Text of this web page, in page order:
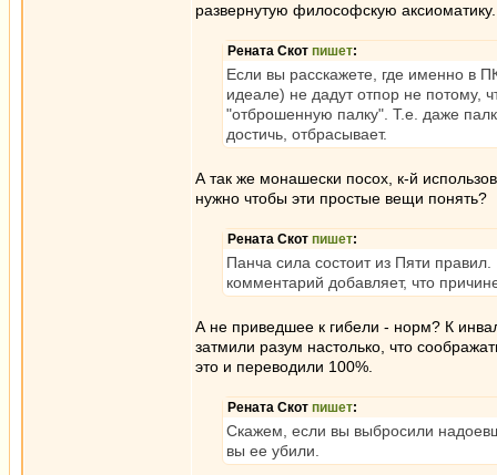
развернутую философскую
Рената Скот пишет:
Если вы расскажете, где именно в
идеале) не дадут отпор не потому,
"отброшенную палку". Т.е. даже
достичь, отбрасывает.
А так же монашески посох, к-й
нужно чтобы эти простые вещи понять?
Рената Скот пишет:
Панча сила состоит из Пяти
комментарий добавляет, что
А не приведшее к гибели - норм? К
затмили разум настолько, что
это и переводили 100%.
Рената Скот пишет:
Скажем, если вы выбросили
вы ее убили.